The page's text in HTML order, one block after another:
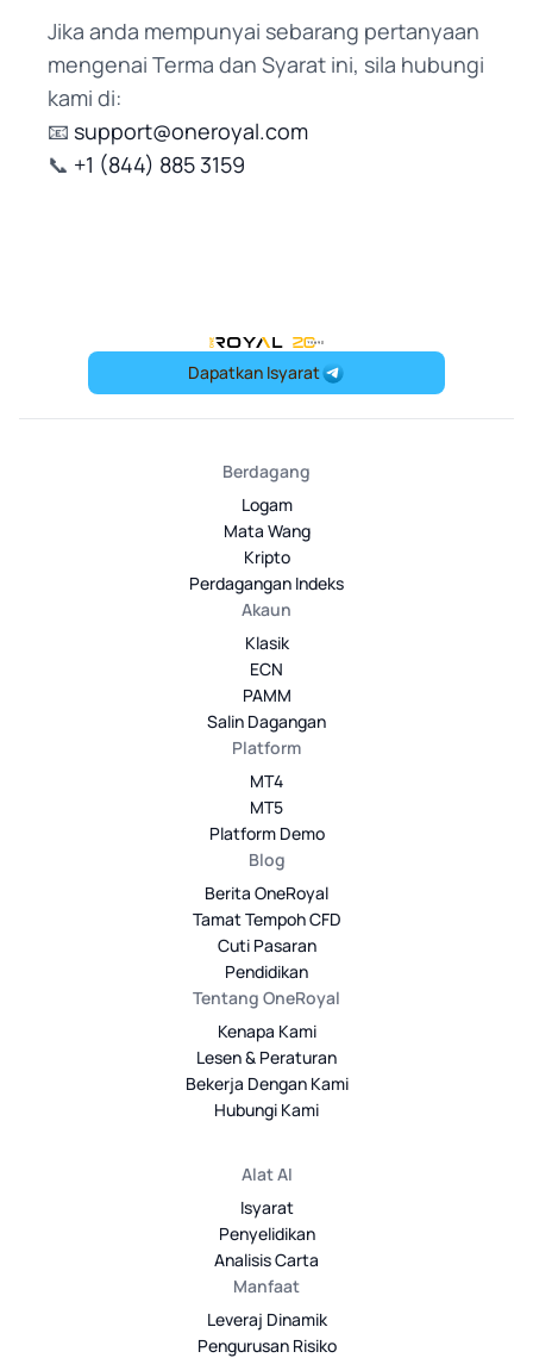
Jika anda mempunyai sebarang pertanyaan
mengenai Terma dan Syarat ini, sila hubungi
kami di:
📧 support@oneroyal.com
📞 +1 (844) 885 3159
OneRoyal Home
Dapatkan Isyarat
Berdagang
Logam
Mata Wang
Kripto
Perdagangan Indeks
Akaun
Klasik
ECN
PAMM
Salin Dagangan
Platform
MT4
MT5
Platform Demo
Blog
Berita OneRoyal
Tamat Tempoh CFD
Cuti Pasaran
Pendidikan
Tentang OneRoyal
Kenapa Kami
Lesen & Peraturan
Bekerja Dengan Kami
Hubungi Kami
Alat AI
Isyarat
Penyelidikan
Analisis Carta
Manfaat
Leveraj Dinamik
Pengurusan Risiko